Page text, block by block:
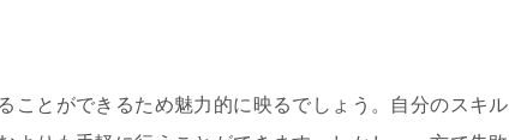
ことができるため魅力的に映るでしょう。自分のスキル